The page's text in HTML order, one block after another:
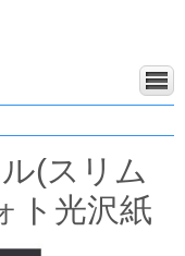
(スリム
ト光沢紙